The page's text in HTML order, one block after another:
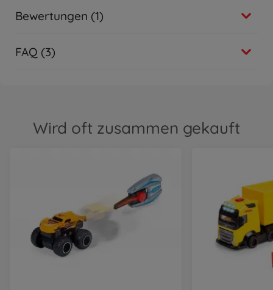
Bewertungen (1)
FAQ (3)
Wird oft zusammen gekauft